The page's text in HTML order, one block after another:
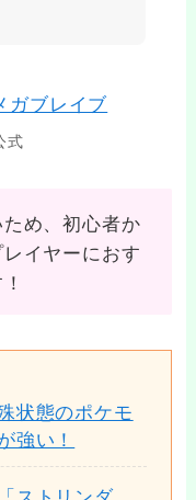
式
め、初心者か
イヤーにおす
状態のポケモ
強い！